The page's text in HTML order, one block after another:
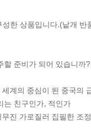
한 상품입니다.(낱개 반
할 준비가 되어 있습니까?
계의 중심이 된 중국의
는 친구인가, 적인가
진 가로질러 집필한 조